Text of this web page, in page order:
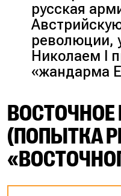
русская
революции,
Николаем I
«жандарма
ВОСТОЧНОЕ
(ПОПЫТКА